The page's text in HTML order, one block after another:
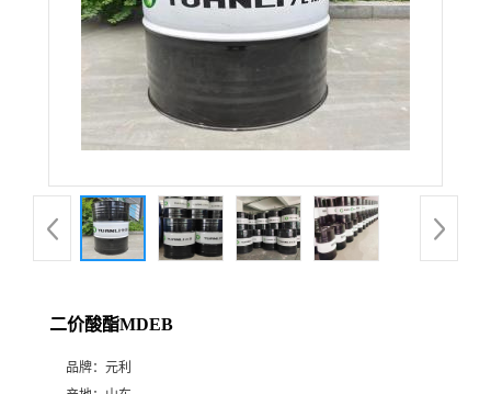
二价酸酯MDEB
品牌： 元利